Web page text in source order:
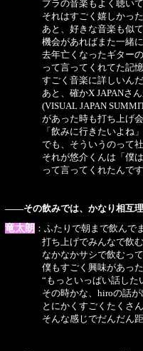
プラの音楽もよく聴いてく
それはすごく嬉しかった
あと、好きな音楽も似てい
機会があればまた一緒に何
去年亡くなったギターの
って言ってくれてた記憶
すごく音楽に詳しいんだな
あと、確かX JAPANさんが
(VISUAL JAPAN SUMMIT
があった時も打ち上げ会
「飲みに行きたいよね」っ
でも、そういうのって社交
それが悠介くんは「僕は全
って言ってくれたんです
――その飲みでは、かなり相互理
竜太朗 ：ふたりで朝まで飲んで
打ち上げでみんなで飲むこ
なかなかサシで飲むってな
僕もすごく興味があった
“もっといっぱい話したい
その時かな、hiroの話が出
とにかくすごくたくさんの
そんな感じでだんだん距離